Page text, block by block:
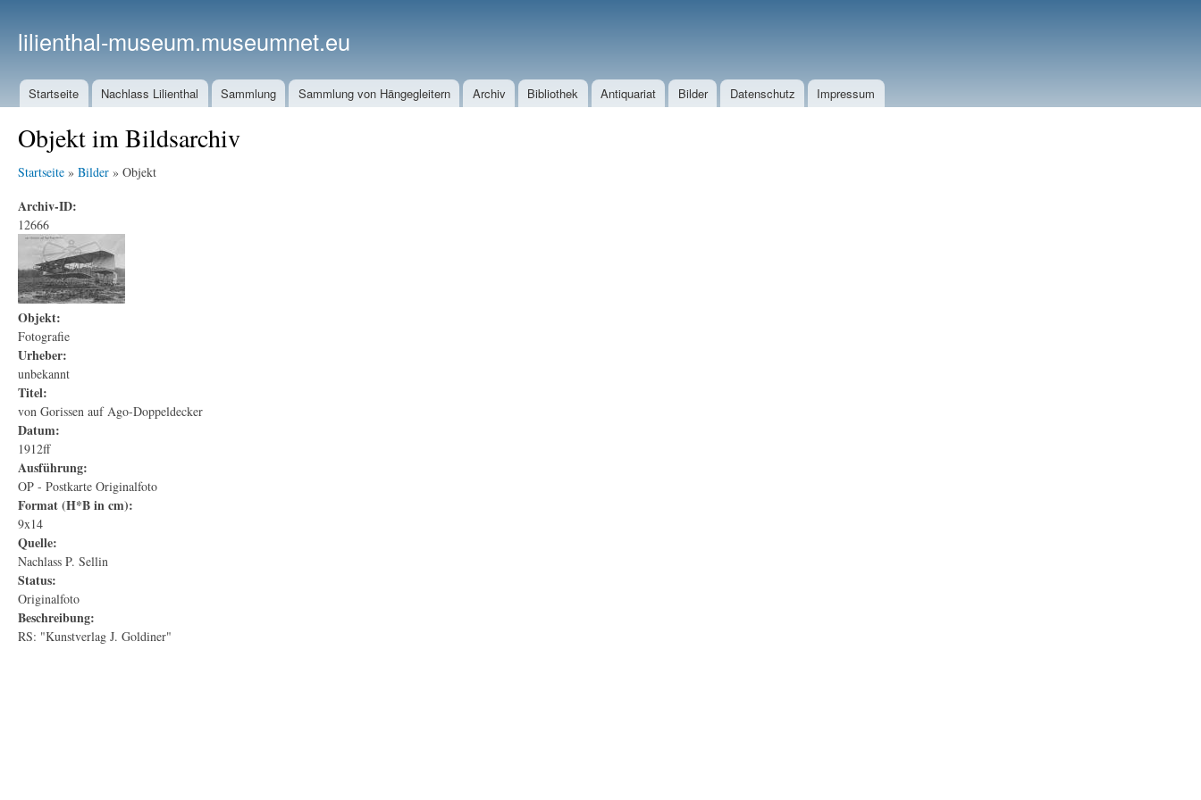
lilienthal-museum.museumnet.eu
Startseite Nachlass Lilienthal Sammlung Sammlung von Hängegleitern Archiv Bibliothek Antiquariat Bilder Datenschutz Impressum
Objekt im Bildsarchiv
Startseite » Bilder » Objekt
Archiv-ID:
12666
Objekt:
Fotografie
Urheber:
unbekannt
Titel:
von Gorissen auf Ago-Doppeldecker
Datum:
1912ff
Ausführung:
OP - Postkarte Originalfoto
Format (H*B in cm):
9x14
Quelle:
Nachlass P. Sellin
Status:
Originalfoto
Beschreibung:
RS: "Kunstverlag J. Goldiner"